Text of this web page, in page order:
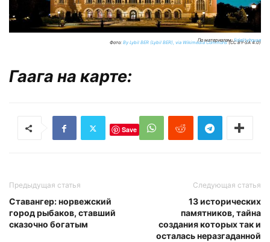
Фото: By Lybil BER (Lybil BER), via Wikimedia Commons(CC BY-SA 4.0)
По материалам:fidelityhouse
Гаага на карте:
Save
Предыдущая статья
Ставангер: норвежский
город рыбаков, ставший
сказочно богатым
Следующая статья
13 исторических
памятников, тайна
создания которых так и
осталась неразгаданной